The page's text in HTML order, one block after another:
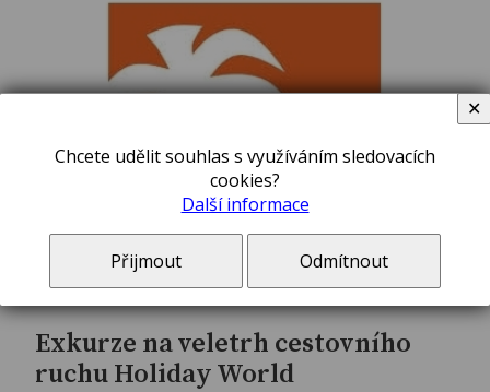
Exkurze na veletrh cestovního
ruchu Holiday World
Chcete udělit souhlas s využíváním sledovacích
cookies?
Další informace
Přijmout Odmítnout
✕